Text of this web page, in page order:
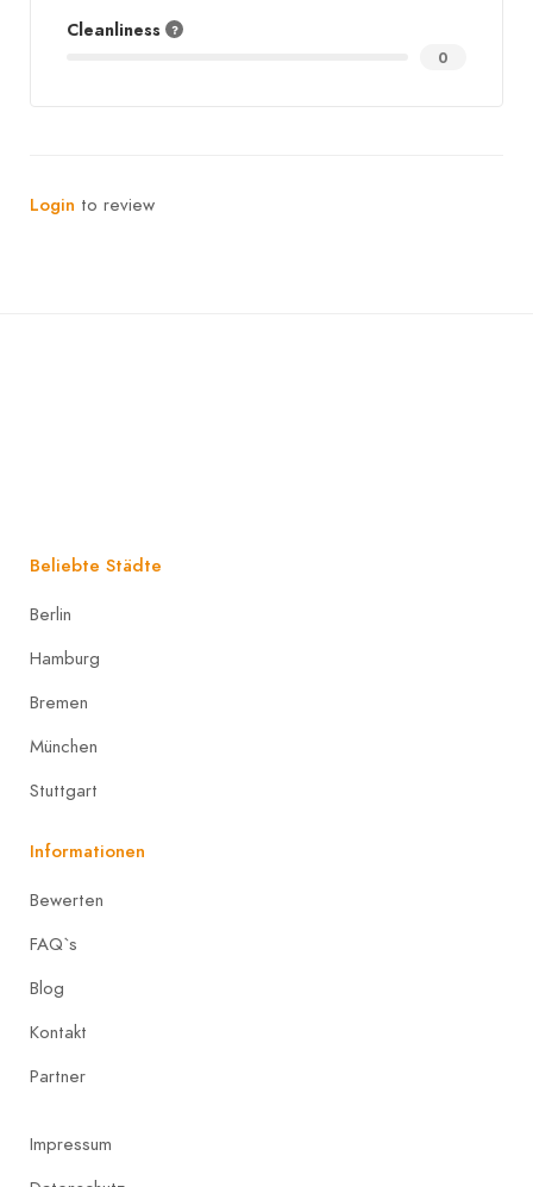
Cleanliness
0
Login to review
Beliebte Städte
Berlin
Hamburg
Bremen
München
Stuttgart
Informationen
Bewerten
FAQ`s
Blog
Kontakt
Partner
Impressum